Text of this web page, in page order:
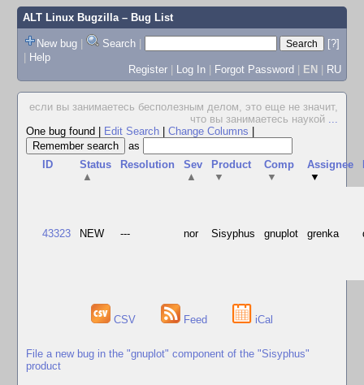
ALT Linux Bugzilla– Bug List
New bug | Search |
[?]
| Help
Register | Log In | Forgot Password | EN | RU
если вы занимаетесь бесполезным делом, это еще не значит,
что вы занимаетесь наукой ...
One bug found
Edit Search Change Columns
as
ID
Status
▲
Resolution
Sev
▲
Product
▼
Comp
▼
Assignee
▼
43323 NEW --- nor Sisyphus gnuplot grenka
CSV Feed iCal
File a new bug in the "gnuplot" component of the "Sisyphus"
product